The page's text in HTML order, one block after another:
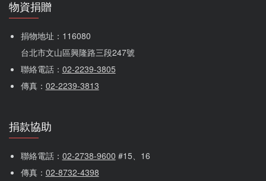
物資捐贈
捐物地址：116080
台北市文山區興隆路三段247號
聯絡電話： 02-2239-3805
傳真： 02-2239-3813
捐款協助
聯絡電話： 02-2738-9600 #15、16
傳真： 02-8732-4398